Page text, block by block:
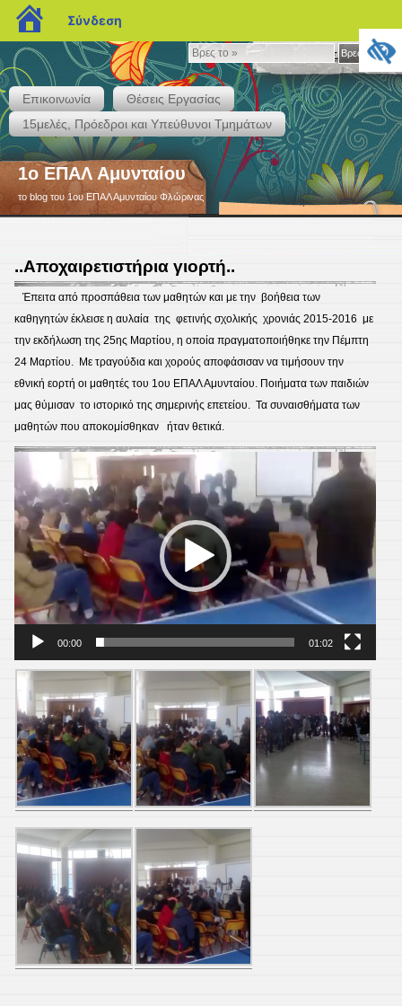
Βρες
το
»
Βρες το »
Επικοινωνία
Θέσεις Εργασίας
15μελές, Πρόεδροι και Υπεύθυνοι Τμημάτων
1ο ΕΠΑΛ Αμυνταίου
το blog του 1ου ΕΠΑΛ Αμυνταίου Φλώρινας
..Aποχαιρετιστήρια γιορτή..
Έπειτα από προσπάθεια των μαθητών και με την βοήθεια των
καθηγητών έκλεισε η αυλαία της φετινής σχολικής χρονιάς 2015-2016 με
την εκδήλωση της 25ης Μαρτίου, η οποία πραγματοποιήθηκε την Πέμπτη
24 Μαρτίου. Με τραγούδια και χορούς αποφάσισαν να τιμήσουν την
εθνική εορτή οι μαθητές του 1ου ΕΠΑΛ Αμυνταίου. Ποιήματα των παιδιών
μας θύμισαν το ιστορικό της σημερινής επετείου. Τα συναισθήματα των
μαθητών που αποκομίσθηκαν ήταν θετικά.
Πρόγραμμα
Αναπαραγωγής
Βίντεο
00:00 01:02
blogs.sch.gr
Σύνδεση